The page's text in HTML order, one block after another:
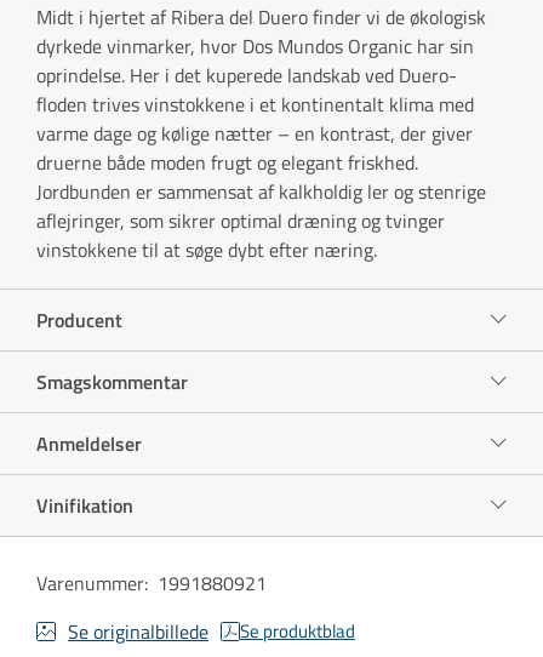
Midt i hjertet af Ribera del Duero finder vi de økologisk
dyrkede vinmarker, hvor Dos Mundos Organic har sin
oprindelse. Her i det kuperede landskab ved Duero-
floden trives vinstokkene i et kontinentalt klima med
varme dage og kølige nætter – en kontrast, der giver
druerne både moden frugt og elegant friskhed.
Jordbunden er sammensat af kalkholdig ler og stenrige
aflejringer, som sikrer optimal dræning og tvinger
vinstokkene til at søge dybt efter næring.
Producent
Smagskommentar
Anmeldelser
Vinifikation
Varenummer: 1991880921
Se originalbillede
Se produktblad